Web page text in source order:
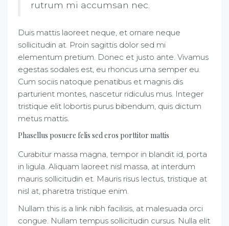
rutrum mi accumsan nec.
Duis mattis laoreet neque, et ornare neque
sollicitudin at. Proin sagittis dolor sed mi
elementum pretium. Donec et justo ante. Vivamus
egestas sodales est, eu rhoncus urna semper eu.
Cum sociis natoque penatibus et magnis dis
parturient montes, nascetur ridiculus mus. Integer
tristique elit lobortis purus bibendum, quis dictum
metus mattis.
Phasellus posuere felis sed eros porttitor mattis
Curabitur massa magna, tempor in blandit id, porta
in ligula. Aliquam laoreet nisl massa, at interdum
mauris sollicitudin et. Mauris risus lectus, tristique at
nisl at, pharetra tristique enim.
Nullam this is a link nibh facilisis, at malesuada orci
congue. Nullam tempus sollicitudin cursus. Nulla elit